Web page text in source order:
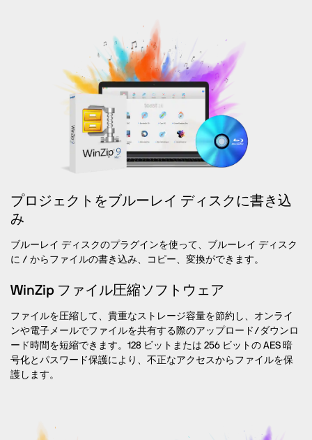
プロジェクトをブルーレイ ディスクに書き込
み
ブルーレイ ディスクのプラグインを使って、ブルーレイ ディスク
に / からファイルの書き込み、コピー、変換ができます。
WinZip ファイル圧縮ソフトウェア
ファイルを圧縮して、貴重なストレージ容量を節約し、オンライ
ンや電子メールでファイルを共有する際のアップロード/ダウンロ
ード時間を短縮できます。128 ビットまたは 256 ビットの AES 暗
号化とパスワード保護により、不正なアクセスからファイルを保
護します。